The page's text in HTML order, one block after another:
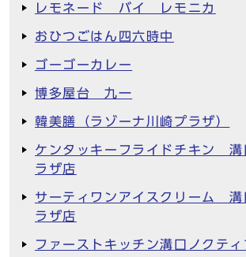
レモネード バイ レモニカ
おひつごはん四六時中
ゴーゴーカレー
博多屋台 九一
韓美膳（ラゾーナ川崎プラザ）
ケンタッキーフライドチキン 溝
ラザ店
サーティワンアイスクリーム 溝
ラザ店
ファーストキッチン溝口ノクテ